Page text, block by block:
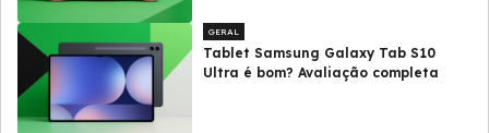
GERAL
Tablet Samsung Galaxy Tab S10
Ultra é bom? Avaliação completa